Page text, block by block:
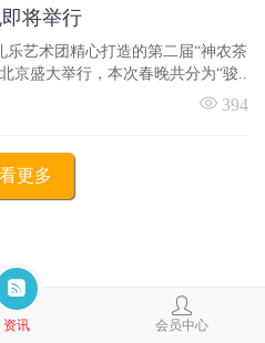
将举行
乐艺术团精心打造的第二届“神农茶
京盛大举行，本次春晚共分为“骏..
394
更多
资讯 会员中心